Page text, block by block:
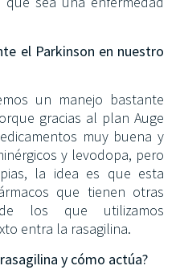
el Parkinson en nuestro
un manejo bastante
gracias al plan Auge
muy buena y
y levodopa, pero
la idea es que esta
que tienen otras
los que utilizamos
entra la rasagilina.
y cómo actúa?